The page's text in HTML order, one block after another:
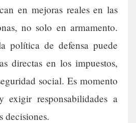
en mejoras reales en las
no solo en armamento.
política de defensa puede
directas en los impuestos,
social. Es momento
exigir responsabilidades a
decisiones.